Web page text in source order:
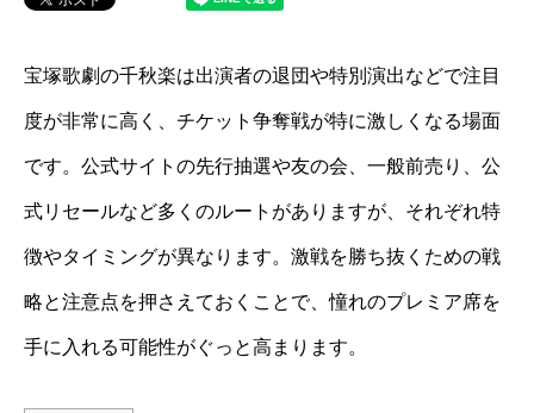
宝塚歌劇の千秋楽は出演者の退団や特別演出などで注目
度が非常に高く、チケット争奪戦が特に激しくなる場面
です。公式サイトの先行抽選や友の会、一般前売り、公
式リセールなど多くのルートがありますが、それぞれ特
徴やタイミングが異なります。激戦を勝ち抜くための戦
略と注意点を押さえておくことで、憧れのプレミア席を
手に入れる可能性がぐっと高まります。